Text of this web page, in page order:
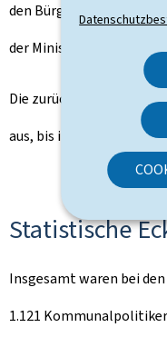
den Bürgermeistern ist
der Minister für innere
Die zurücktretenden
aus, bis ihr Nachfolger
Statistische
Insgesamt waren bei
1.121